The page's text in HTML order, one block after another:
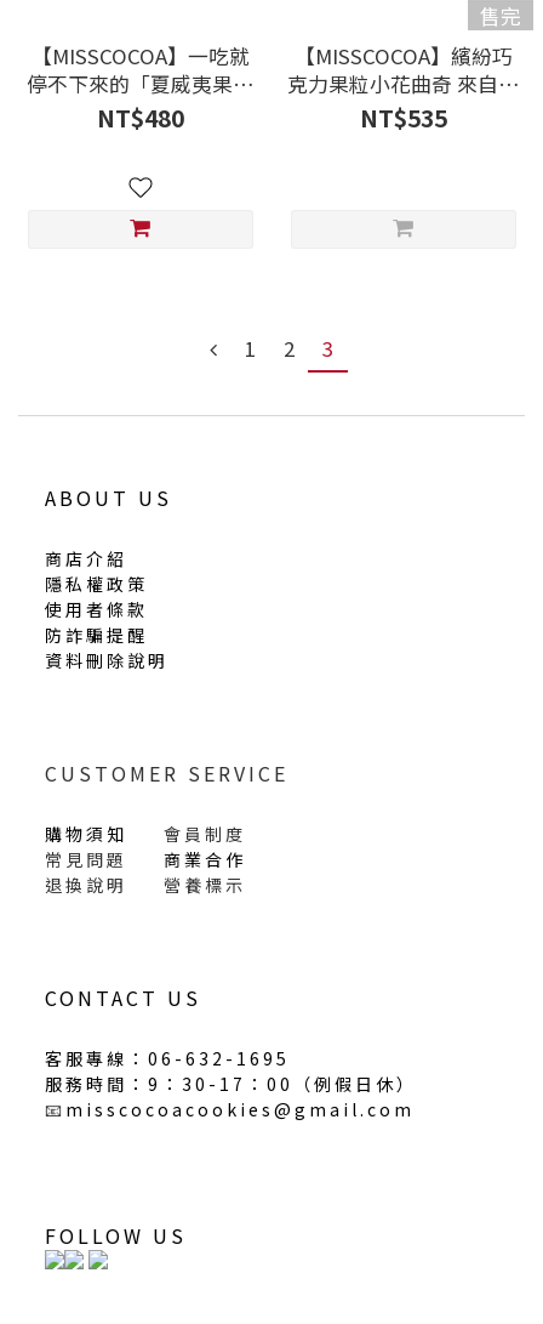
【MISSCOCOA】一吃就
停不下來的「夏威夷果仁
原味脆片 」
NT$480
售完
【MISSCOCOA】繽紛巧
克力果粒小花曲奇 來自百
年京都宇治「玫瑰抹茶」
9入裝
NT$535
1 2 3
ABOUT US
商店介紹
隱私權政策
使用者條款
防詐騙提醒
資料刪除說明
CUSTOMER SERVICE
購物須知
會員制度
常見問題
商業合作
退換說明
營養標示
CONTACT US
客服專線：06-632-1695
服務時間：9：30-17：00（例假日休）
📧 misscocoacookies@gmail.com
FOLLOW US